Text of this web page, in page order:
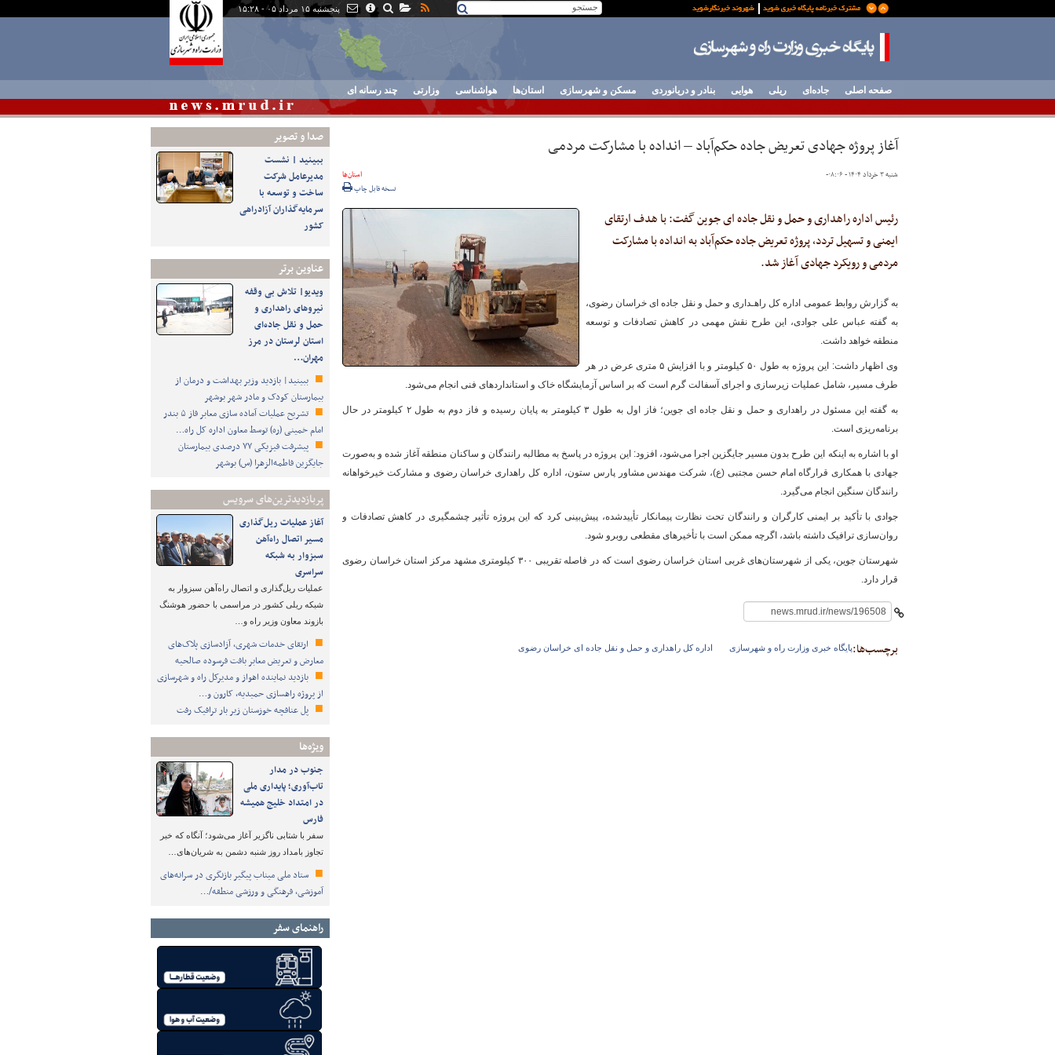
پنجشنبه ۱۵ مرداد ۰۵ - ۱۵:۲۸
پایگاه خبری وزارت راه و
صفحه اصلی جاده‌ای ریلی هوایی بنادر و دریانوردی مسکن و شهرسازی استان‌ها هواشناسی وزارتی چند رسانه ای
صدا و تصوير
ببینید | نشست
مدیرعامل شرکت
ساخت و توسعه با
سرمایه‌گذاران آزادراهی
کشور
عناوین برتر
ویدیو| تلاش بی وقفه
نیروهای راهداری و
حمل و نقل جاده‌ای
استان لرستان در مرز
مهران…
ببینید| بازدید وزیر بهداشت و درمان از
بیمارستان کودک و مادر شهر بوشهر
تشریح عملیات آماده سازی معابر فاز ۵ بندر
امام خمینی (ره) توسط معاون اداره کل راه…
پیشرفت فیزیکی ۷۷ درصدی بیمارستان
جایگزین فاطمه‌الزهرا (س) بوشهر
پربازدیدترین‌های سرویس
آغاز عملیات ریل‌گذاری
مسیر اتصال راه‌آهن
سبزوار به شبکه
سراسری
عملیات ریل‌گذاری و اتصال راه‌آهن سبزوار به
شبکه ریلی کشور در مراسمی با حضور هوشنگ
بازوند معاون وزیر راه و…
ارتقای خدمات شهری، آزادسازی پلاک‌های
معارض و تعریض معابر بافت فرسوده صالحیه
بازدید نماینده اهواز و مدیرکل راه و شهرسازی
از پروژه راهسازی حمیدیه، کارون و…
پل عنافچه خوزستان زیر بار ترافیک رفت
ویژه‌ها
جنوب در مدار
تاب‌آوری؛ پایداری ملی
در امتداد خلیج همیشه
فارس
سفر با شتابی ناگزیر آغاز می‌شود؛ آنگاه که خبر
تجاوز بامداد روز شنبه دشمن به شریان‌های…
ستاد ملی میناب پیگیر بازنگری در سرانه‌های
آموزشی، فرهنگی و ورزشی منطقه/…
راهنمای سفر
آغاز پروژه جهادی تعریض جاده حکم‌آباد – انداده با مشارکت مردمی
شنبه ۳ خرداد ۱۴۰۴ - ۰۸:۰۶ -
استان‌ها
نسخه قابل چاپ
رئیس اداره راهداری و حمل و نقل جاده ای جوین گفت: با هدف ارتقای
ایمنی و تسهیل تردد، پروژه تعریض جاده حکم‌آباد به انداده با مشارکت
مردمی و رویکرد جهادی آغاز شد.
به گزارش روابط عمومی اداره کل راهـداری و حمل و نقل جاده ای خراسان رضوی،
به گفته عباس علی جوادی، این طرح نقش مهمی در کاهش تصادفات و توسعه
منطقه خواهد داشت.
وی اظهار داشت: این پروژه به طول ۵۰ کیلومتر و با افزایش ۵ متری عرض در هر
طرف مسیر، شامل عملیات زیرسازی و اجرای آسفالت گرم است که بر اساس آزمایشگاه خاک و استانداردهای فنی انجام می‌شود.
به گفته این مسئول در راهداری و حمل و نقل جاده ای جوین؛ فاز اول به طول ۳ کیلومتر به پایان رسیده و فاز دوم به طول ۲ کیلومتر در حال
برنامه‌ریزی است.
او با اشاره به اینکه این طرح بدون مسیر جایگزین اجرا می‌شود، افزود: این پروژه در پاسخ به مطالبه رانندگان و ساکنان منطقه آغاز شده و به‌صورت
جهادی با همکاری قرارگاه امام حسن مجتبی (ع)، شرکت مهندس مشاور پارس ستون، اداره کل راهداری خراسان رضوی و مشارکت خیرخواهانه
رانندگان سنگین انجام می‌گیرد.
جوادی با تأکید بر ایمنی کارگران و رانندگان تحت نظارت پیمانکار تأییدشده، پیش‌بینی کرد که این پروژه تأثیر چشمگیری در کاهش تصادفات و
روان‌سازی ترافیک داشته باشد، اگرچه ممکن است با تأخیرهای مقطعی روبرو شود.
شهرستان جوین، یکی از شهرستان‌های غربی استان خراسان رضوی است که در فاصله تقریبی ۳۰۰ کیلومتری مشهد مرکز استان خراسان رضوی
قرار دارد.
برچسب‌ها:پایگاه خبری وزارت راه و شهرسازی اداره کل راهداری و حمل و نقل جاده ای خراسان رضوی